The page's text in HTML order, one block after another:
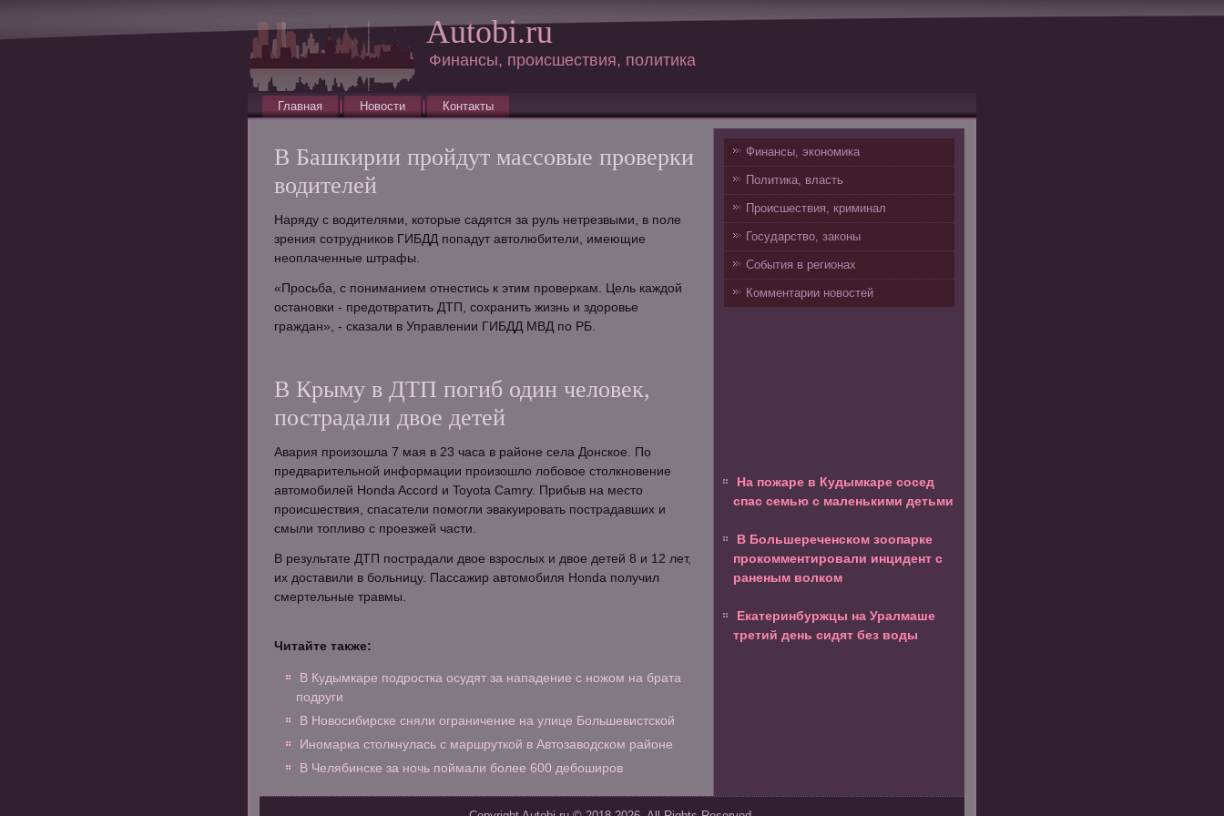
Autobi.ru
Финансы, происшествия, политика
Главная Новости Контакты
В Башкирии пройдут массовые проверки
водителей
Наряду с водителями, которые садятся за руль нетрезвыми, в поле
зрения сотрудников ГИБДД попадут автолюбители, имеющие
неоплаченные штрафы.
«Просьба, с пониманием отнестись к этим проверкам. Цель каждой
остановки - предотвратить ДТП, сохранить жизнь и здоровье
граждан», - сказали в Управлении ГИБДД МВД по РБ.
В Крыму в ДТП погиб один человек,
пострадали двое детей
Авария произошла 7 мая в 23 часа в районе села Донское. По
предварительной информации произошло лобовое столкновение
автомобилей Honda Accord и Toyota Camry. Прибыв на место
происшествия, спасатели помогли эвакуировать пострадавших и
смыли топливо с проезжей части.
В результате ДТП пострадали двое взрослых и двое детей 8 и 12 лет,
их доставили в больницу. Пассажир автомобиля Honda получил
смертельные травмы.
Читайте также:
В Кудымкаре подростка осудят за нападение с ножом на брата
подруги
В Новосибирске сняли ограничение на улице Большевистской
Иномарка столкнулась с маршруткой в Автозаводском районе
В Челябинске за ночь поймали более 600 дебоширов
Финансы, экономика
Политика, власть
Происшествия, криминал
Государство, законы
События в регионах
Комментарии новостей
На пожаре в Кудымкаре сосед
спас семью с маленькими детьми
В Большереченском зоопарке
прокомментировали инцидент с
раненым волком
Екатеринбуржцы на Уралмаше
третий день сидят без воды